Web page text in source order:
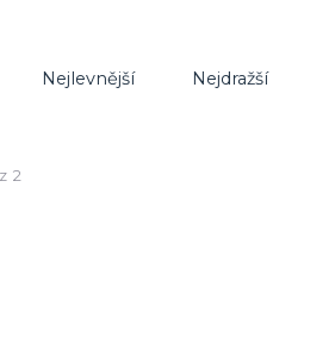
Nejlevnější Nejdražší
2